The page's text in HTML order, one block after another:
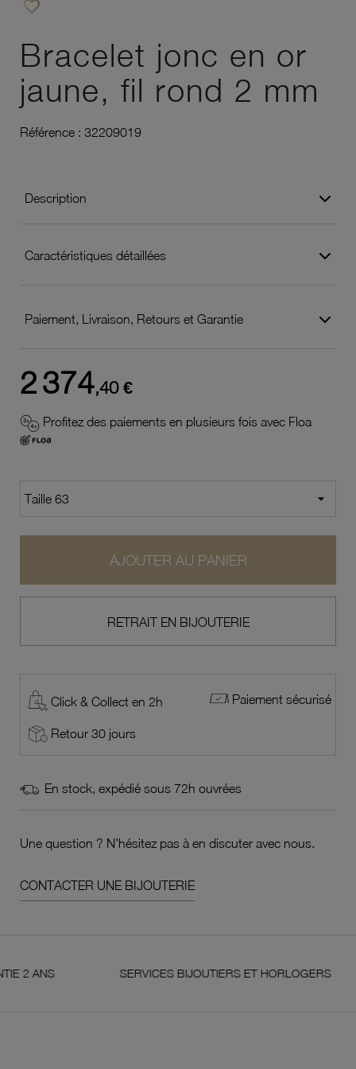
favorite_border
Bracelet jonc en or
jaune, fil rond 2 mm
Référence : 32209019
Description
Caractéristiques détaillées
Paiement, Livraison, Retours et Garantie
2 374,40 €
Profitez des paiements en plusieurs fois avec Floa
AJOUTER AU PANIER
RETRAIT EN BIJOUTERIE
Click & Collect en 2h Paiement sécurisé
Retour 30 jours
En stock, expédié sous 72h ouvrées
Une question ? N'hésitez pas à en discuter avec nous.
CONTACTER UNE BIJOUTERIE
SERVICES BIJOUTIERS ET HORLOGERS